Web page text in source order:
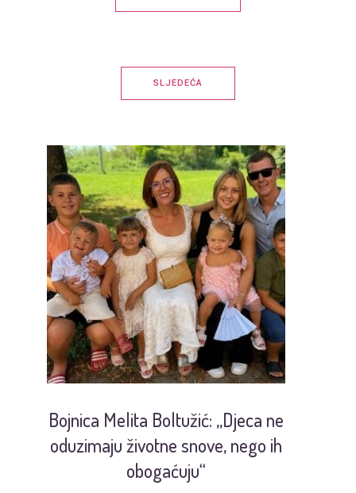
SLJEDEĆA
Bojnica Melita Boltužić: „Djeca ne
oduzimaju životne snove, nego ih
obogaćuju“